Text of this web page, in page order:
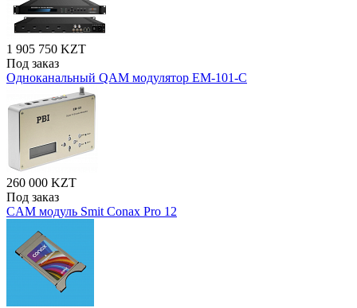
1 905 750 KZT
Под заказ
Одноканальный QAM модулятор EM-101-C
260 000 KZT
Под заказ
CAM модуль Smit Conax Pro 12